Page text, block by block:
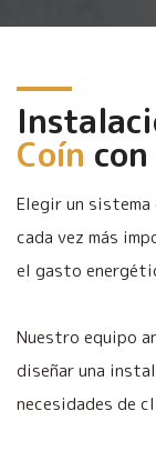
Coín
Elegir un
cada vez más
el gasto
Nuestro equipo
diseñar una
necesidades de